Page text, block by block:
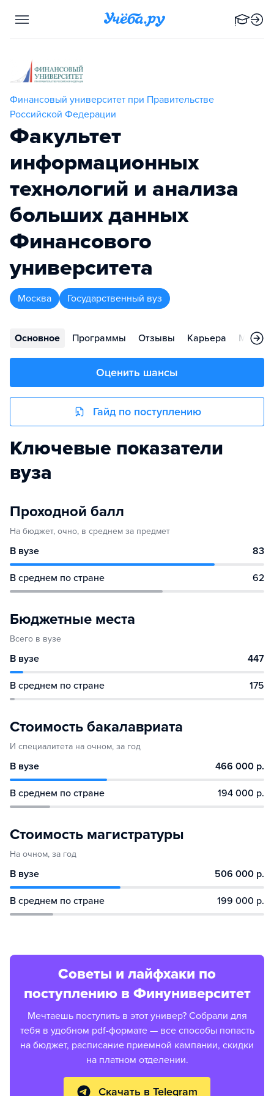
Финансовый университет при Правительстве
Российской Федерации
Факультет
информационных
технологий и анализа
больших данных
Финансового
университета
Москва Государственный вуз
Основное Программы Отзывы Карьера
Оценить шансы
Гайд по поступлению
Ключевые показатели
вуза
Проходной балл
На бюджет, очно, в среднем за предмет
В вузе 83
В среднем по стране 62
Бюджетные места
Всего в вузе
В вузе 447
В среднем по стране 175
Стоимость бакалавриата
И специалитета на очном, за год
В вузе 466 000 р.
В среднем по стране 194 000 р.
Стоимость магистратуры
На очном, за год
В вузе 506 000 р.
В среднем по стране 199 000 р.
Советы и лайфхаки по
поступлению в Финуниверситет
Мечтаешь поступить в этот универ? Собрали для
тебя в удобном pdf-формате — все способы попасть
на бюджет, расписание приемной кампании, скидки
на платном отделении.
Скачать в Telegram